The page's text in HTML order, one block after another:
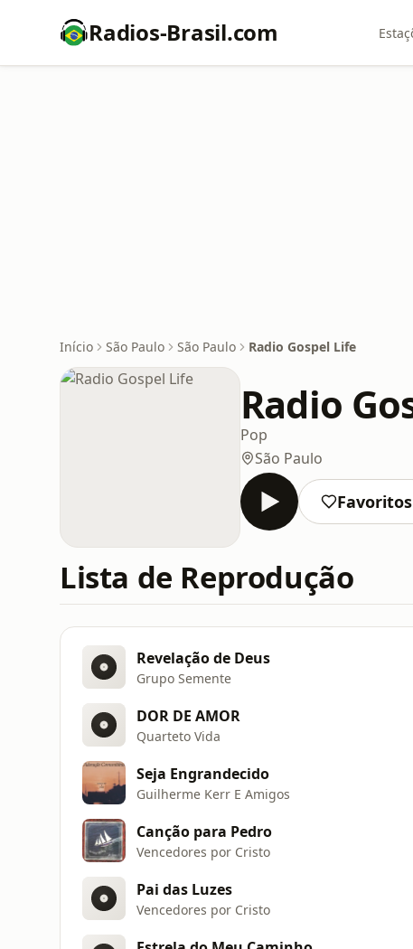
Radios-Brasil.com
Início São Paulo São Paulo Radio Gospel Life
Radio
Pop
São Paulo
Favoritos
Lista de Reprodução
Revelação de Deus
Grupo Semente
DOR DE AMOR
Quarteto Vida
Seja Engrandecido
Guilherme Kerr E Amigos
Canção para Pedro
Vencedores por Cristo
Pai das Luzes
Vencedores por Cristo